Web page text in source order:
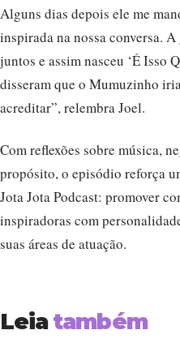
Alguns dias depois ele me
inspirada na nossa conversa.
juntos e assim nasceu ‘É Isso
disseram que o Mumuzinho
acreditar”, relembra Joel.
Com reflexões sobre música,
propósito, o episódio reforça
Jota Jota Podcast: promover
inspiradoras com
suas áreas de atuação.
Leiatambém